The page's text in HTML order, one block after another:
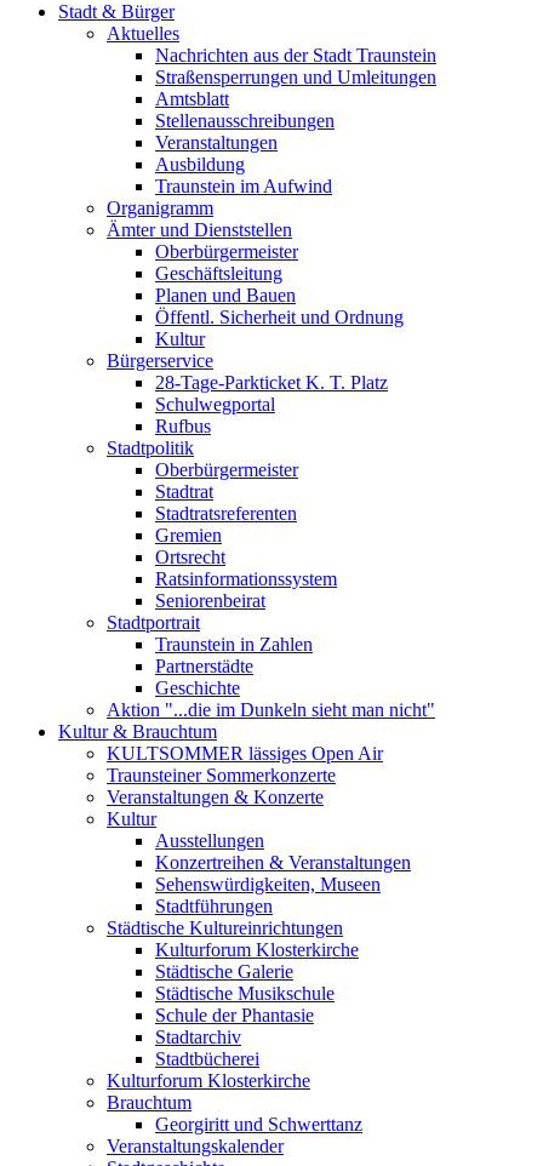
Stadt & Bürger
Aktuelles
Nachrichten aus der Stadt Traunstein
Straßensperrungen und Umleitungen
Amtsblatt
Stellenausschreibungen
Veranstaltungen
Ausbildung
Traunstein im Aufwind
Organigramm
Ämter und Dienststellen
Oberbürgermeister
Geschäftsleitung
Planen und Bauen
Öffentl. Sicherheit und Ordnung
Kultur
Bürgerservice
28-Tage-Parkticket K. T. Platz
Schulwegportal
Rufbus
Stadtpolitik
Oberbürgermeister
Stadtrat
Stadtratsreferenten
Gremien
Ortsrecht
Ratsinformationssystem
Seniorenbeirat
Stadtportrait
Traunstein in Zahlen
Partnerstädte
Geschichte
Aktion "...die im Dunkeln sieht man nicht"
Kultur & Brauchtum
KULTSOMMER lässiges Open Air
Traunsteiner Sommerkonzerte
Veranstaltungen & Konzerte
Kultur
Ausstellungen
Konzertreihen & Veranstaltungen
Sehenswürdigkeiten, Museen
Stadtführungen
Städtische Kultureinrichtungen
Kulturforum Klosterkirche
Städtische Galerie
Städtische Musikschule
Schule der Phantasie
Stadtarchiv
Stadtbücherei
Kulturforum Klosterkirche
Brauchtum
Georgiritt und Schwerttanz
Veranstaltungskalender